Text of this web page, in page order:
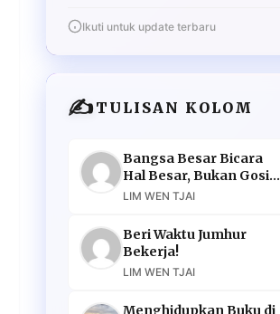
Ikuti untuk update terbaru
✍️TULISAN KOLOM
Bangsa Besar Bicara
Hal Besar, Bukan Gosip
Murahan
LIM WEN TJAI
Beri Waktu Jumhur
Bekerja!
LIM WEN TJAI
Menghidupkan Buku di